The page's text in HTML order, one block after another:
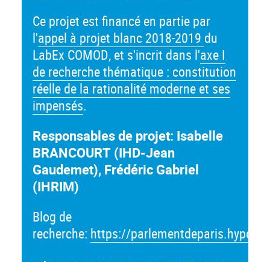
Ce projet est financé en partie par
l'appel à projet blanc 2018-2019 du
LabEx COMOD, et s'incrit dans l'axe I
de recherche thématique : constitution
réelle de la rationalité moderne et ses
impensés.
Responsables de projet: Isabelle
BRANCOURT (IHD-Jean
Gaudemet), Frédéric Gabriel
(IHRIM)
Blog de
recherche: https://